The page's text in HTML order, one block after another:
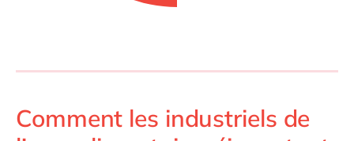
Comment les industriels de